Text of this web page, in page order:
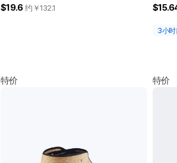
$19.6 约￥132.1
3小
特价 特价